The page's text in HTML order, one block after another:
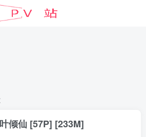
倾仙 [57P] [233M]